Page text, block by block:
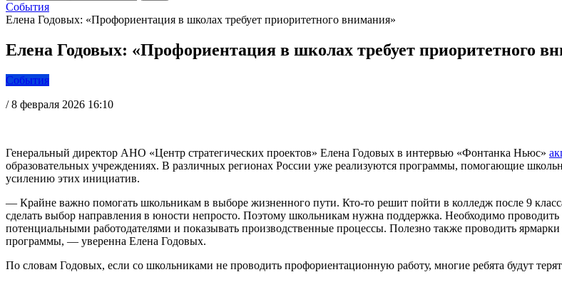
События
Елена Годовых: «Профориентация в школах требует приоритетного внимания»
Елена Годовых: «Профориентация в школах требует приоритетного
События
/ 8 февраля 2026 16:10
Генеральный директор АНО «Центр стратегических проектов» Елена Годовых в интервью «Фонтанка Ньюс»
образовательных учреждениях. В различных регионах России уже реализуются программы, помогающие
усилению этих инициатив.
— Крайне важно помогать школьникам в выборе жизненного пути. Кто-то решит пойти в колледж после 9
сделать выбор направления в юности непросто. Поэтому школьникам нужна поддержка. Необходимо
потенциальными работодателями и показывать производственные процессы. Полезно также проводить
программы, — уверенна Елена Годовых.
По словам Годовых, если со школьниками не проводить профориентационную работу, многие ребята будут